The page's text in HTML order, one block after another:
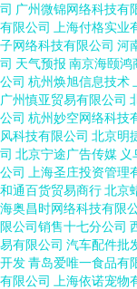
司 广州微锦网络科技有
有限公司
上海付格实业
子网络科技有限公司 河
司 天气预报 南京海颐鸿
公司 杭州焕旭信息技术
广州慎亚贸易有限公司
公司 杭州妙空网络科技
风科技有限公司 北京明
司 北京宁途广告传媒
公司
上海圣庄投资管理
和通百货贸易商行北京
海奥昌时网络科技有限
限公司销售十七分公司
易有限公司 汽车配件批
开发青岛爱唯一食品有
有限公司
上海依诺宠物